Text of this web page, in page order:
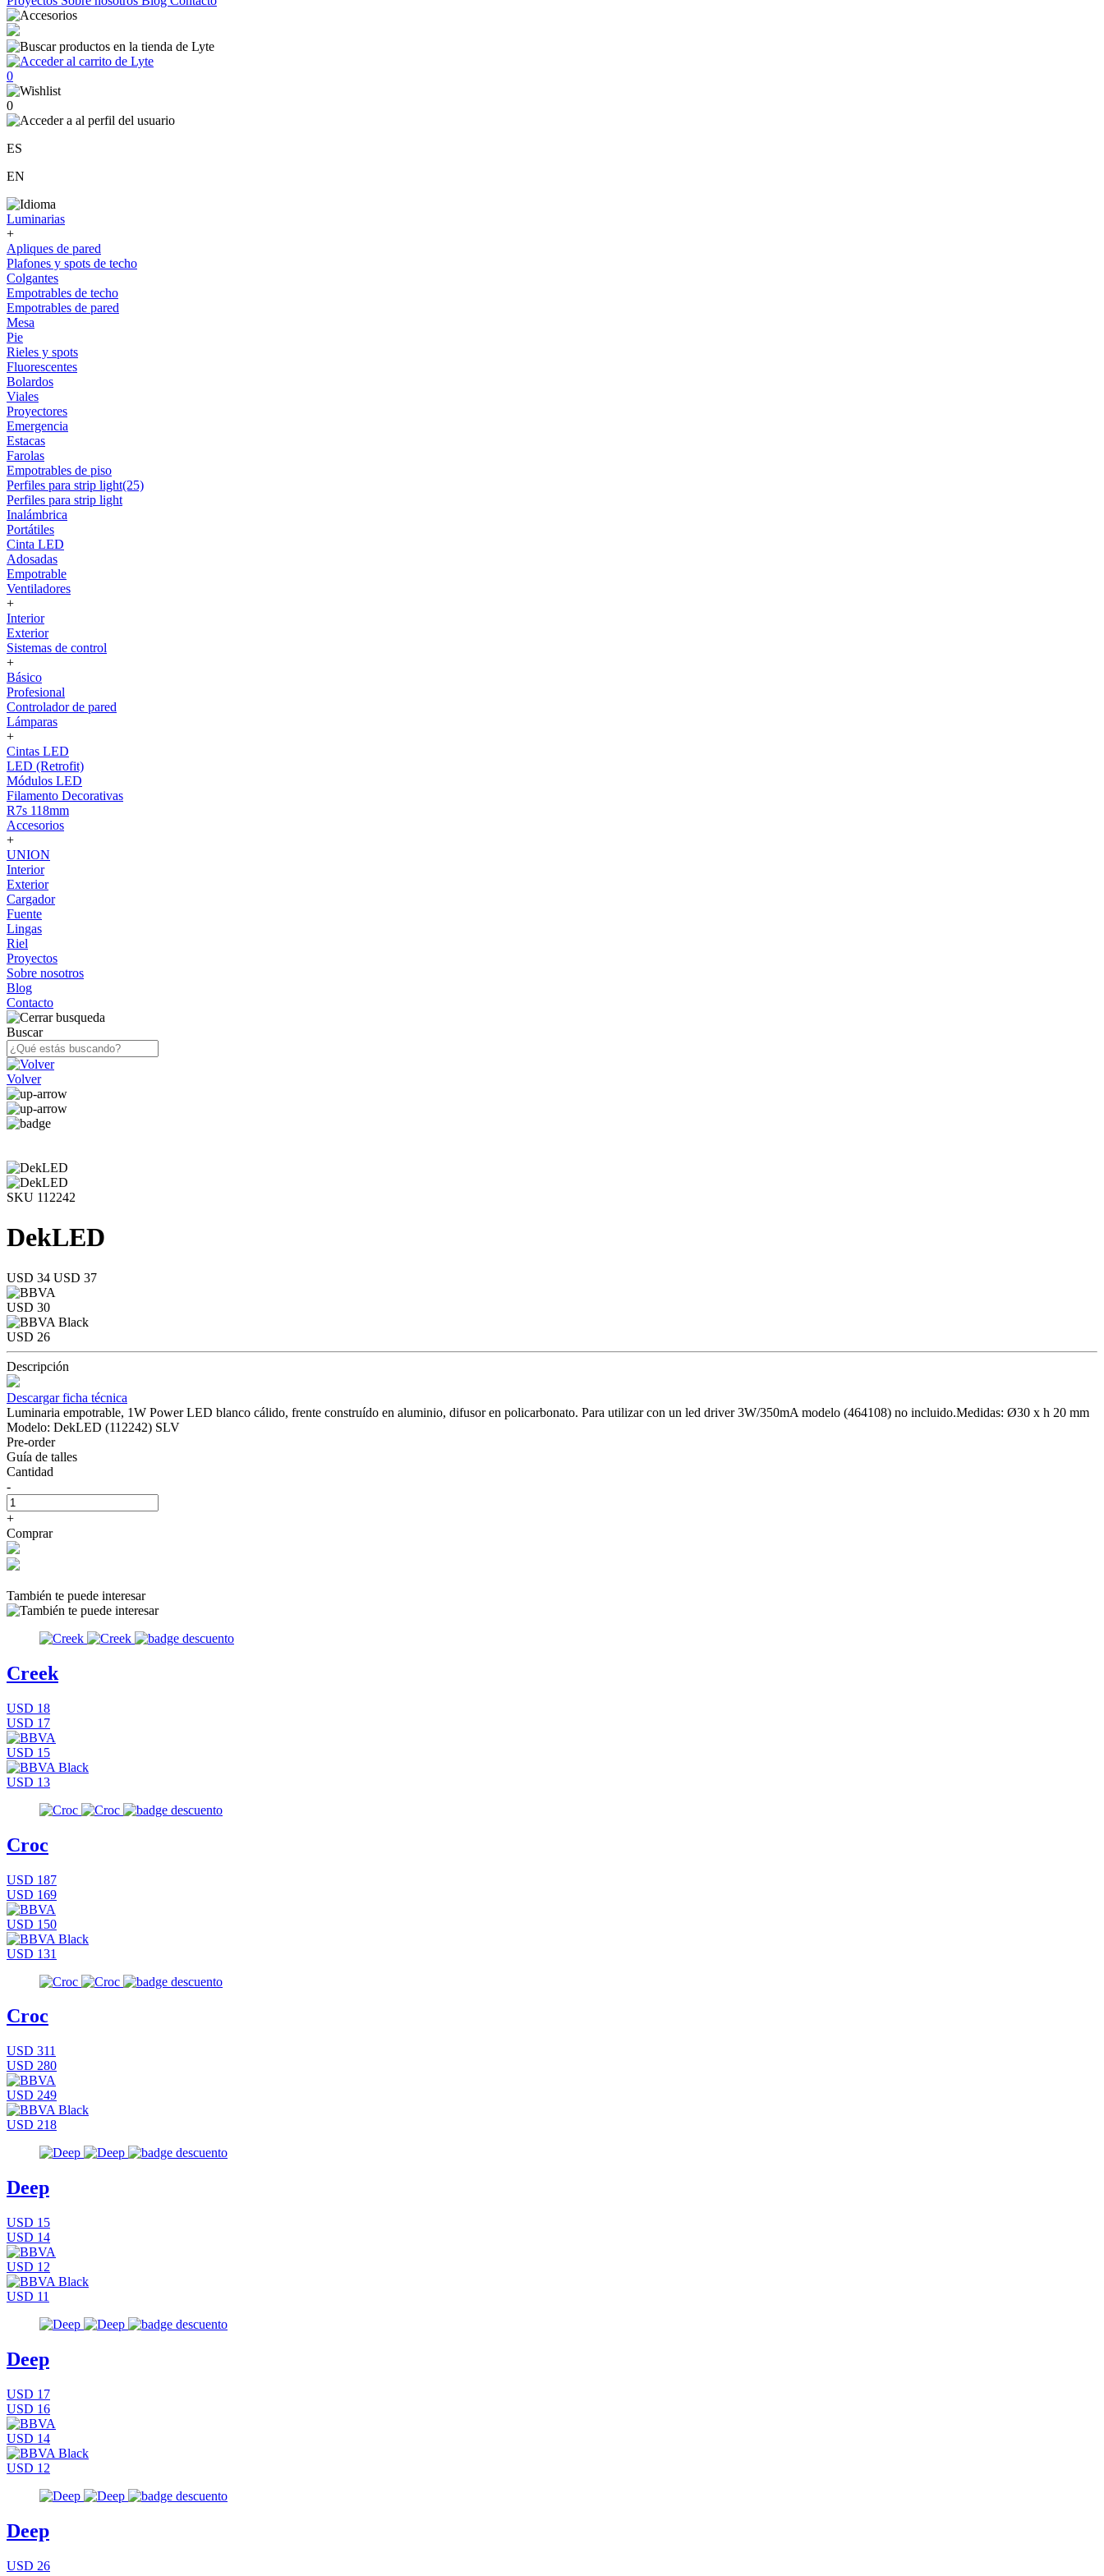
0
0
ES
EN
Luminarias
+
Apliques de pared
Plafones y spots de techo
Colgantes
Empotrables de techo
Empotrables de pared
Mesa
Pie
Rieles y spots
Fluorescentes
Bolardos
Viales
Proyectores
Emergencia
Estacas
Farolas
Empotrables de piso
Perfiles para strip light(25)
Perfiles para strip light
Inalámbrica
Portátiles
Cinta LED
Adosadas
Empotrable
Ventiladores
+
Interior
Exterior
Sistemas de control
+
Básico
Profesional
Controlador de pared
Lámparas
+
Cintas LED
LED (Retrofit)
Módulos LED
Filamento Decorativas
R7s 118mm
Accesorios
+
UNION
Interior
Exterior
Cargador
Fuente
Lingas
Riel
Proyectos
Sobre nosotros
Blog
Contacto
Buscar
Volver
SKU 112242
DekLED
USD 34 USD 37
USD 30
USD 26
Descripción
Descargar ficha técnica
Luminaria empotrable, 1W Power LED blanco cálido, frente construído en aluminio, difusor en policarbonato. Para utilizar con un led driver 3W/350mA modelo (464108) no incluido.Medidas: Ø30 x h 20 mm
Modelo: DekLED (112242) SLV
Pre-order
Guía de talles
Cantidad
-
+
Comprar
También te puede interesar
Creek
USD 18
USD 17
USD 15
USD 13
Croc
USD 187
USD 169
USD 150
USD 131
Croc
USD 311
USD 280
USD 249
USD 218
Deep
USD 15
USD 14
USD 12
USD 11
Deep
USD 17
USD 16
USD 14
USD 12
Deep
USD 26